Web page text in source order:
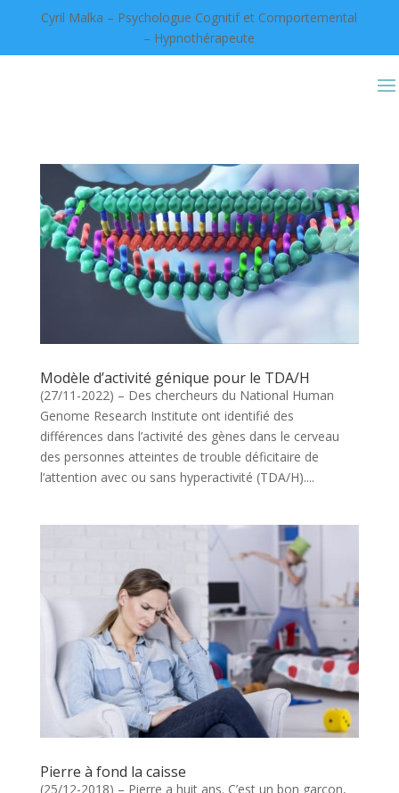
Cyril Malka – Psychologue Cognitif et Comportemental
– Hypnothérapeute
Modèle d’activité génique pour le TDA/H
(27/11-2022) – Des chercheurs du National Human
Genome Research Institute ont identifié des
différences dans l’activité des gènes dans le cerveau
des personnes atteintes de trouble déficitaire de
l’attention avec ou sans hyperactivité (TDA/H)....
Pierre à fond la caisse
(25/12-2018) – Pierre a huit ans. C’est un bon garçon,